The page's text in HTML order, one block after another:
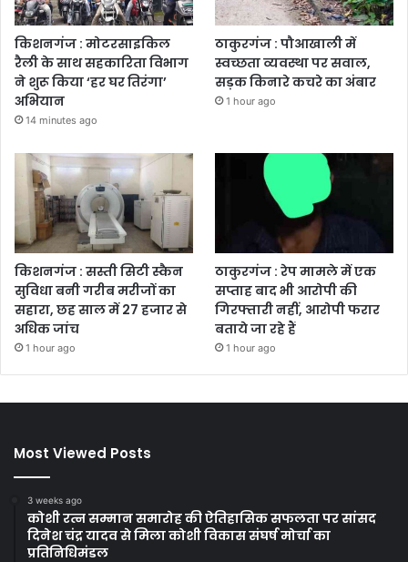
किशनगंज : मोटरसाइकिल
रैली के साथ सहकारिता विभाग
ने शुरू किया ‘हर घर तिरंगा’
अभियान
14 minutes ago
ठाकुरगंज : पौआखाली में
स्वच्छता व्यवस्था पर सवाल,
सड़क किनारे कचरे का अंबार
1 hour ago
किशनगंज : सस्ती सिटी स्कैन
सुविधा बनी गरीब मरीजों का
सहारा, छह साल में 27 हजार से
अधिक जांच
1 hour ago
ठाकुरगंज : रेप मामले में एक
सप्ताह बाद भी आरोपी की
गिरफ्तारी नहीं, आरोपी फरार
बताये जा रहे हैं
1 hour ago
Most Viewed Posts
3 weeks ago
कोशी रत्न सम्मान समारोह की ऐतिहासिक सफलता पर सांसद
दिनेश चंद्र यादव से मिला कोशी विकास संघर्ष मोर्चा का
प्रतिनिधिमंडल